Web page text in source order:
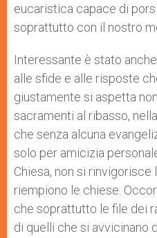
eucaristica capace di
soprattutto con il nostro
Interessante è stato
alle sfide e alle risposte
giustamente si aspetta
sacramenti al ribasso,
che senza alcuna
solo per amicizia
Chiesa, non si rinvigorisce
riempiono le chiese.
che soprattutto le file dei
di quelli che si avvicinano